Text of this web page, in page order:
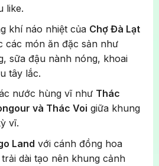
like.
khí náo nhiệt của Chợ Đà Lạt
các món ăn đặc sản như
sữa đậu nành nóng, khoai
tây lắc.
nước hùng vĩ như Thác
và Thác Voi giữa khung
vĩ.
Land với cánh đồng hoa
dài tạo nên khung cảnh